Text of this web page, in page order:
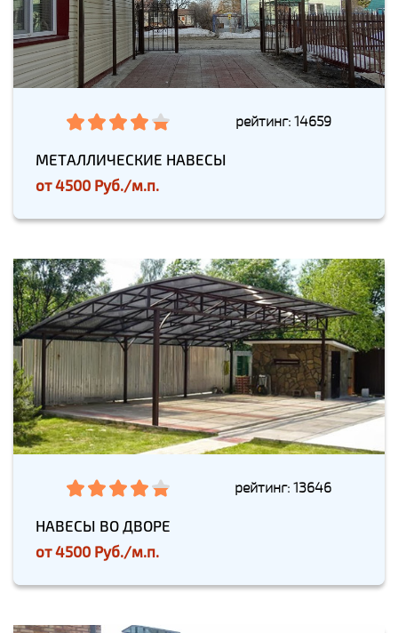
рейтинг: 14659
МЕТАЛЛИЧЕСКИЕ НАВЕСЫ
от4500 Руб./м.п.
рейтинг: 13646
НАВЕСЫ ВО ДВОРЕ
от4500 Руб./м.п.